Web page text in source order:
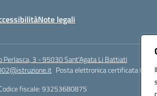
Note legali
Perlasca, 3 - 95030 Sant’Agata Li Battiati
Posta elettronica certificata
fiscale: 93253680875